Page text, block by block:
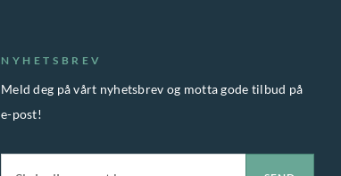
NYHETSBREV
Meld deg på vårt nyhetsbrev og motta gode tilbud på
e-post!